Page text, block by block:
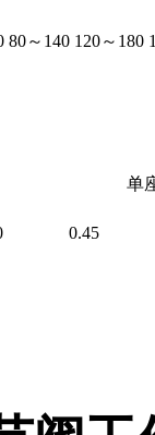
80～140 120～180
单
0.45